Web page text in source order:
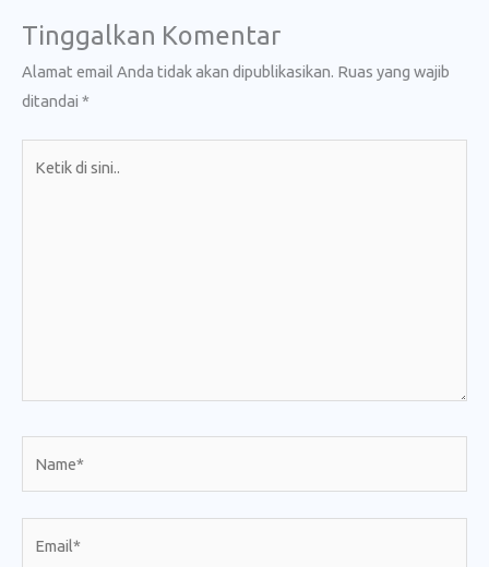
Tinggalkan Komentar
Alamat email Anda tidak akan dipublikasikan. Ruas yang wajib
ditandai *